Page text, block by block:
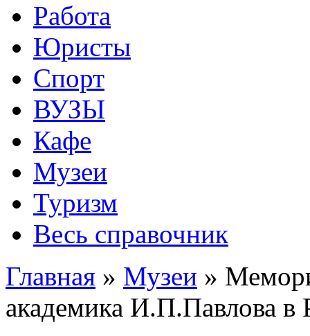
Работа
Юристы
Спорт
ВУЗЫ
Кафе
Музеи
Туризм
Весь справочник
Главная » Музеи »
академика И.П.Павлова в